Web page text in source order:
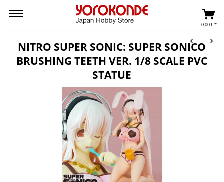
0,00 € *
NITRO SUPER SONIC: SUPER SONICO
BRUSHING TEETH VER. 1/8 SCALE PVC
STATUE